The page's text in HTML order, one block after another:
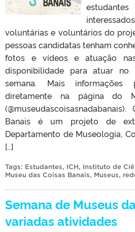
voluntárias e voluntários do
pessoas candidatas tenham
fotos e vídeos e atuação
disponibilidade para atuar
semana. Mais
diretamente na página do
Banais é um projeto de
Departamento de Museologia,
[…]
Tags: Estudantes, ICH, Instituto de
Museu das Coisas Banais, Museus,
Semana de Museus
variadas atividades